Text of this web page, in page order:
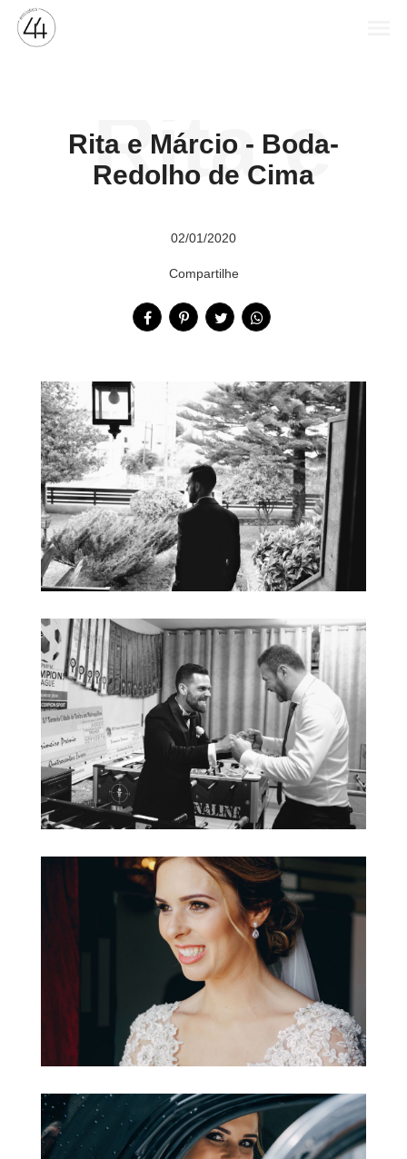
Rita e Márcio - Boda-
Redolho de Cima
Rita e
Márcio
-
Boda-
Redolh
o de
Cima
02/01/2020
Compartilhe